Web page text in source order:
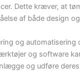
Dette kræver, at
af både design
og automatisering
og software
og udføre